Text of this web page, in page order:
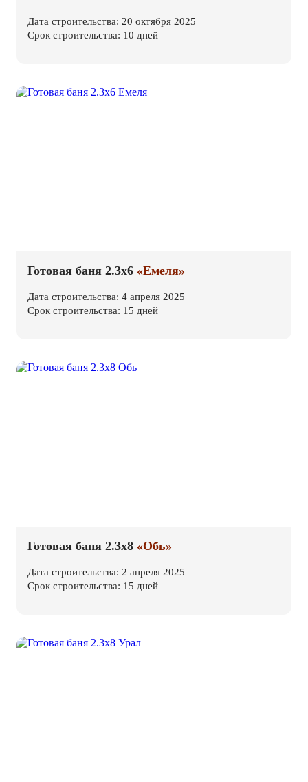
Дата строительства: 20 октября 2025
Срок строительства: 10 дней
Готовая баня 2.3х6 «Емеля»
Дата строительства: 4 апреля 2025
Срок строительства: 15 дней
Готовая баня 2.3х8 «Обь»
Дата строительства: 2 апреля 2025
Срок строительства: 15 дней